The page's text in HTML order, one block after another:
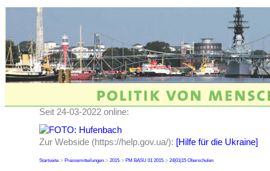
Seit 24-03-2022 online:
Zur Webside (https://help.gov.ua/): [Hilfe für die Ukraine]
Startseite-> Pressemitteilungen-> 2015-> PM BASU 01 2015-> 24|01|15 Oberschulen